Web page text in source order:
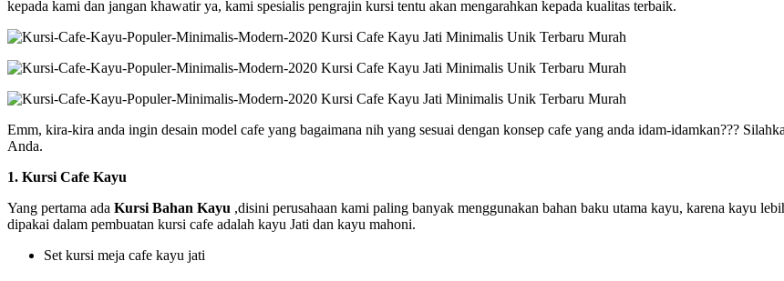
kepada kami dan jangan khawatir ya, kami spesialis pengrajin kursi tentu akan mengarahkan kepada kualitas terbaik.
Emm, kira-kira anda ingin desain model cafe yang bagaimana nih yang sesuai dengan konsep cafe yang anda idam-idamkan???
Anda.
1. Kursi Cafe Kayu
Yang pertama ada Kursi Bahan Kayu ,disini perusahaan kami paling banyak menggunakan bahan baku utama kayu, karena kayu
dipakai dalam pembuatan kursi cafe adalah kayu Jati dan kayu mahoni.
Set kursi meja cafe kayu jati